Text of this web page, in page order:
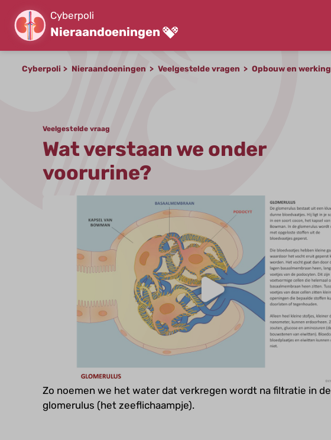
Cyberpoli
Nieraandoeningen
Cyberpoli Nieraandoeningen Veelgestelde vragen Opbouw en werking
Veelgestelde vraag
Wat verstaan we onder
voorurine?
Zo noemen we het water dat verkregen wordt na filtratie in de
glomerulus (het zeeflichaampje).